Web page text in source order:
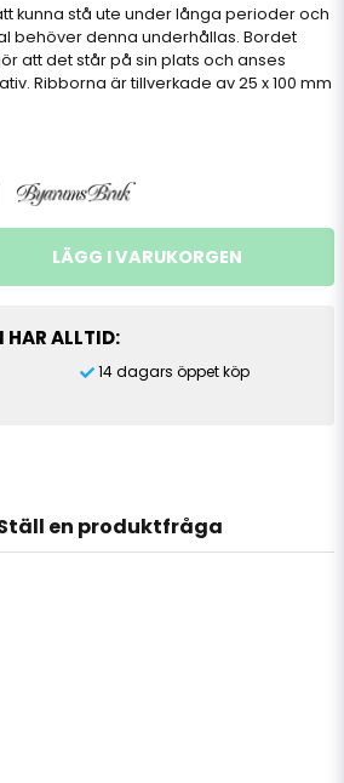
kunna stå ute under långa perioder och
behöver denna underhållas. Bordet
att det står på sin plats och anses
Ribborna är tillverkade av 25 x 100 mm
LÄGG I VARUKORGEN
HAR ALLTID:
14 dagars öppet köp
en produktfråga